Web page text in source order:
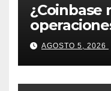
¿Coinbase
Post
debate
AGOSTO 5, 2026